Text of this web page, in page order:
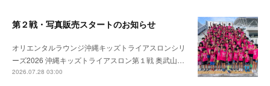
第２戦・写真販売スタートのお知らせ
オリエンタルラウンジ沖縄キッズトライアスロンシリ
ーズ2026 沖縄キッズトライアスロン第１戦 奥武山…
2026.07.28 03:00